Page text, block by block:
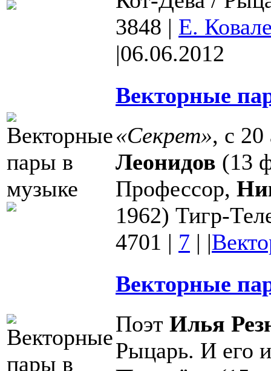
3848 | Е.
|06.06.2012
Векторные
«Секрет», с
Леонидов (13
Профессор,
1962) Тигр-
4701 | 7 | |
Векторные
Поэт Илья
Рыцарь. И его